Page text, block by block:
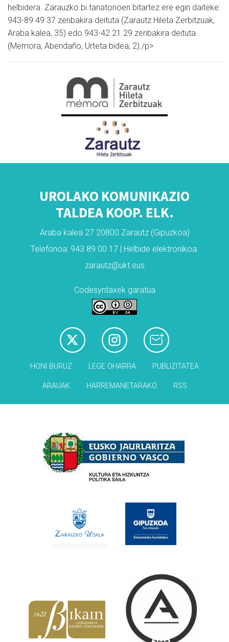
helbidera. Zarauzko bi tanatorioen bitartez ere egin daiteke:
943-89 49 37 zenbakira deituta (Zarautz Hileta Zerbitzuak,
Araba kalea, 35) edo 943-42 21 29 zenbakira deituta
(Memora, Abendaño, Urteta bidea, 2)./p>
UROLAKO KOMUNIKAZIO
TALDEA KOOP. ELK.
Araba kalea 27 20800 Zarautz (Gipuzkoa)
Telefonoa: 943 89 00 17 | Helbide elektronikoa:
zarautz@ukt.eus
Codesyntaxek garatua
HONI BURUZ LEGE OHARRA PUBLIZITATEA
ARAUAK HARREMANETARAKO RSS